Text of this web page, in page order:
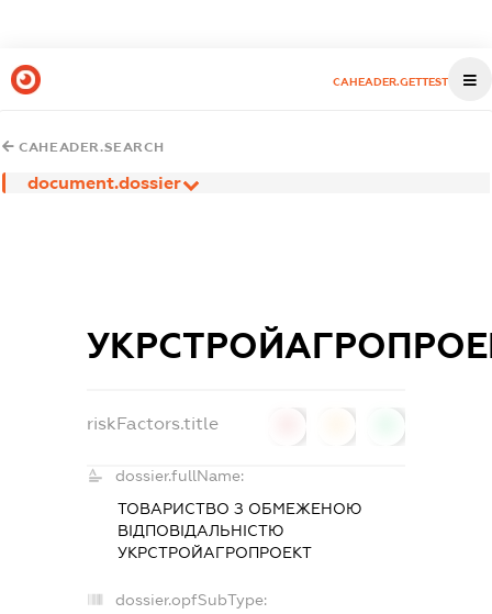
CAHEADER.GETTEST
CAHEADER.SEARCH
document.dossier
riskFactors.title
dossier.fullName:
ТОВАРИСТВО З ОБМЕЖЕНОЮ
ВІДПОВІДАЛЬНІСТЮ
УКРСТРОЙАГРОПРОЕКТ
dossier.opfSubType: